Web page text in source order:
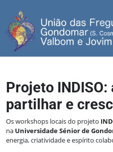
Projeto INDISO:
partilhar e
Os workshops locais do projeto
na Universidade Sénior de
energia, criatividade e espírito